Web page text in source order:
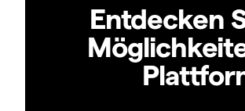
Entdecken